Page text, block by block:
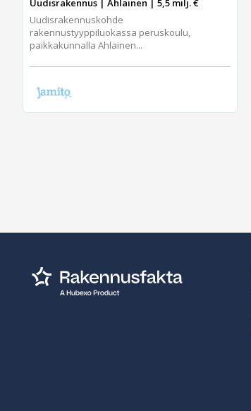
Uudisrakennus | Ahlainen | 5,5 milj. €
Uudisrakennuskohde
rakennustyyppiluokassa peruskoulu,
paikkakunnalla Ahlainen...